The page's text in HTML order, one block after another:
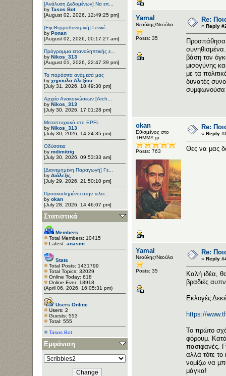
[Ανάλυση Δεδομένων] Να επ...
by Tasos Bot
[August 02, 2026, 12:49:25 pm]
[Εφ.Θερμοδυναμική] Γενικέ...
by Ponan
[August 02, 2026, 00:17:27 am]
Πρόγραμμα επαναληπτικής ε...
by Nikos_313
[August 01, 2026, 22:47:39 pm]
Τα παράσιτα ανάμεσά μας
by χηρουλα Αλεξίου
[July 31, 2026, 18:49:30 pm]
Αρχείο Ανακοινώσεων [Arch...
by Nikos_313
[July 30, 2026, 17:01:28 pm]
Μεταπτυχιακό στο EPFL
by Nikos_313
[July 30, 2026, 14:24:35 pm]
Οδύσσεια
by mdimitrig
[July 30, 2026, 09:53:33 am]
[Διανεμημένη Παραγωγή] Γε...
by Διάλεξις
[July 29, 2026, 21:50:10 pm]
Προσκεκλημένοι στην τελετ...
by okan
[July 28, 2026, 14:46:07 pm]
Στατιστικά
Members
Total Members: 10415
Latest: anasim
Stats
Total Posts: 1431799
Total Topics: 32029
Online Today: 618
Online Ever: 18918
(April 06, 2026, 16:05:31 pm)
Users Online
Users: 2
Guests: 553
Total: 555
Tasos Bot
Εμφάνιση
Yamal
Νεούλης/Νεούλα
Posts: 35
Re:
« Reply
Προσπάθησα
βάση τον
μισογύνης
με τα
δυνατές
συμφωνούσα
okan
Εθισμένος στο
ΤΗΜΜΥ.gr
Posts: 763
Re:
« Reply
Θες να μας
Yamal
Νεούλης/Νεούλα
Posts: 35
Re:
« Reply
Καλή ιδέα,
βραδιές
Εκλογές
https://
Το πρώτο
φόρουμ.
πασιφανές.
αλλά τότε το
νομίζω να
μάγκα!